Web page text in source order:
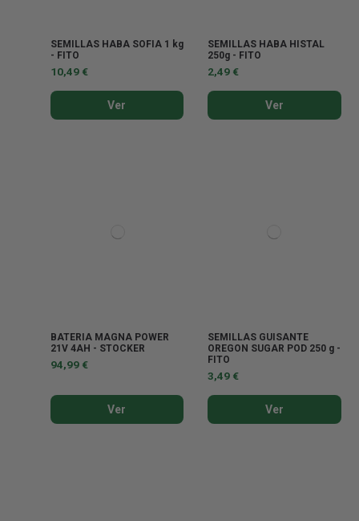
SEMILLAS HABA SOFIA 1 kg
- FITO
10,49 €
Ver
SEMILLAS HABA HISTAL
250g - FITO
2,49 €
Ver
BATERIA MAGNA POWER
21V 4AH - STOCKER
94,99 €
Ver
SEMILLAS GUISANTE
OREGON SUGAR POD 250 g -
FITO
3,49 €
Ver